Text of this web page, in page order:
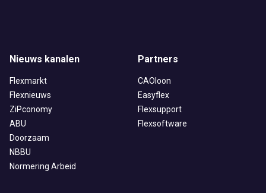
Nieuws kanalen
Flexmarkt
Flexnieuws
ZiPconomy
ABU
Doorzaam
NBBU
Normering Arbeid
Partners
CAOloon
Easyflex
Flexsupport
Flexsoftware